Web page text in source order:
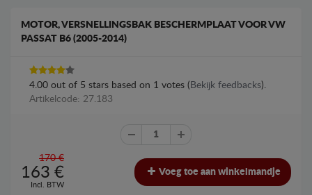
MOTOR, VERSNELLINGSBAK BESCHERMPLAAT VOOR VW
PASSAT B6 (2005-2014)
4.00 out of 5 stars based on 1 votes ( Bekijk feedbacks).
Artikelcode: 27.183
170 €
163 €
Incl. BTW
Voeg toe aan winkelmandje